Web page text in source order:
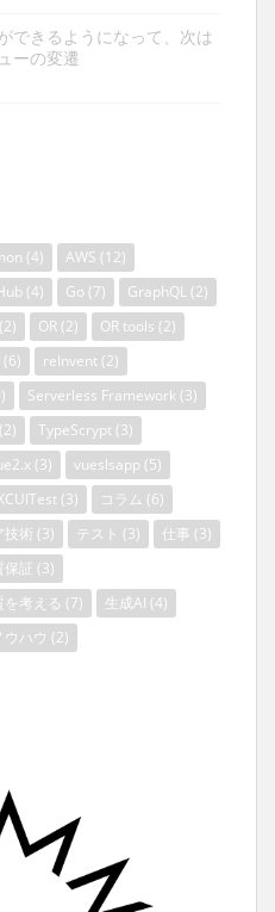
できるようになって、次は
ーの変遷
(4) AWS (12)
(4) Go (7) GraphQL (2)
(2) OR (2) OR tools (2)
(6) reInvent (2)
Serverless Framework (3)
(2) TypeScrypt (3)
(3) vueslsapp (5)
(3) コラム (6)
技術 (3) テスト (3) 仕事 (3)
保証 (3)
考える (7) 生成AI (4)
ウハウ (2)